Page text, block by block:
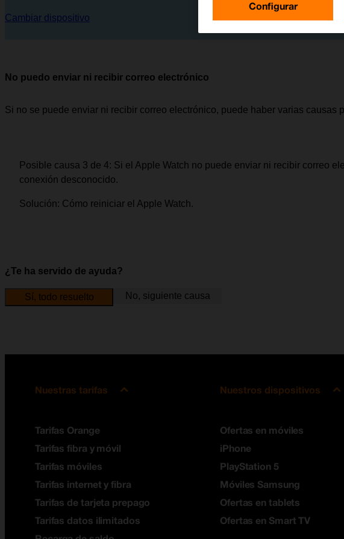
Cambiar dispositivo
No puedo enviar ni recibir correo electrónico
Si no se puede enviar ni recibir correo electrónico, puede haber varias causas
Posible causa 3 de 4: Si el Apple Watch no puede enviar ni recibir correo
conexión desconocido.
Solución: Cómo reiniciar el Apple Watch.
¿Te ha servido de ayuda?
Sí, todo resuelto No, siguiente causa
Nuestras tarifas
Tarifas Orange
Tarifas fibra y móvil
Tarifas móviles
Tarifas internet y fibra
Tarifas de tarjeta prepago
Tarifas datos ilimitados
Nuestros dispositivos
Ofertas en móviles
iPhone
PlayStation 5
Móviles Samsung
Ofertas en tablets
Ofertas en Smart TV
Configurar